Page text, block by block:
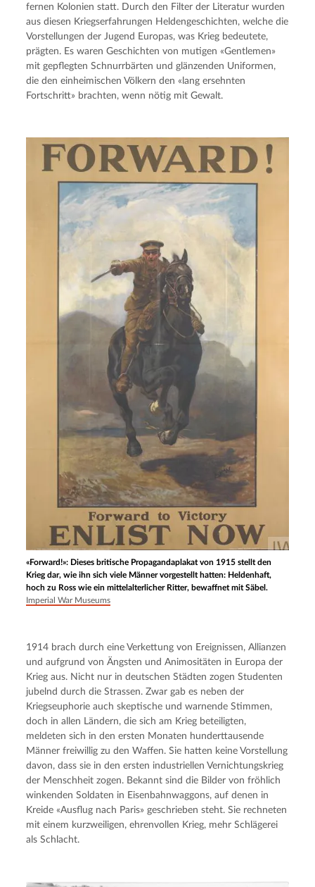
fernen Kolonien statt. Durch den Filter der Literatur wurden
aus diesen Kriegserfahrungen Heldengeschichten, welche die
Vorstellungen der Jugend Europas, was Krieg bedeutete,
prägten. Es waren Geschichten von mutigen «Gentlemen»
mit gepflegten Schnurrbärten und glänzenden Uniformen,
die den einheimischen Völkern den «lang ersehnten
Fortschritt» brachten, wenn nötig mit Gewalt.
«Forward!»: Dieses britische Propagandaplakat von 1915 stellt den
Krieg dar, wie ihn sich viele Männer vorgestellt hatten: Heldenhaft,
hoch zu Ross wie ein mittelalterlicher Ritter, bewaffnet mit Säbel.
Imperial War Museums
1914 brach durch eine Verkettung von Ereignissen, Allianzen
und aufgrund von Ängsten und Animositäten in Europa der
Krieg aus. Nicht nur in deutschen Städten zogen Studenten
jubelnd durch die Strassen. Zwar gab es neben der
Kriegseuphorie auch skeptische und warnende Stimmen,
doch in allen Ländern, die sich am Krieg beteiligten,
meldeten sich in den ersten Monaten hunderttausende
Männer freiwillig zu den Waffen. Sie hatten keine Vorstellung
davon, dass sie in den ersten industriellen Vernichtungskrieg
der Menschheit zogen. Bekannt sind die Bilder von fröhlich
winkenden Soldaten in Eisenbahnwaggons, auf denen in
Kreide «Ausflug nach Paris» geschrieben steht. Sie rechneten
mit einem kurzweiligen, ehrenvollen Krieg, mehr Schlägerei
als Schlacht.